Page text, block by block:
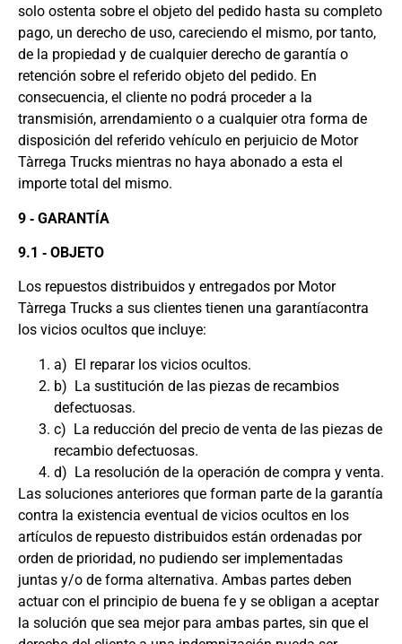
solo ostenta sobre el objeto del pedido hasta su completo
pago, un derecho de uso, careciendo el mismo, por tanto,
de la propiedad y de cualquier derecho de garantía o
retención sobre el referido objeto del pedido. En
consecuencia, el cliente no podrá proceder a la
transmisión, arrendamiento o a cualquier otra forma de
disposición del referido vehículo en perjuicio de Motor
Tàrrega Trucks mientras no haya abonado a esta el
importe total del mismo.
9 ‐ GARANTÍA
9.1 ‐ OBJETO
Los repuestos distribuidos y entregados por Motor
Tàrrega Trucks a sus clientes tienen una garantíacontra
los vicios ocultos que incluye:
a) El reparar los vicios ocultos.
b) La sustitución de las piezas de recambios
defectuosas.
c) La reducción del precio de venta de las piezas de
recambio defectuosas.
d) La resolución de la operación de compra y venta.
Las soluciones anteriores que forman parte de la garantía
contra la existencia eventual de vicios ocultos en los
artículos de repuesto distribuidos están ordenadas por
orden de prioridad, no pudiendo ser implementadas
juntas y/o de forma alternativa. Ambas partes deben
actuar con el principio de buena fe y se obligan a aceptar
la solución que sea mejor para ambas partes, sin que el